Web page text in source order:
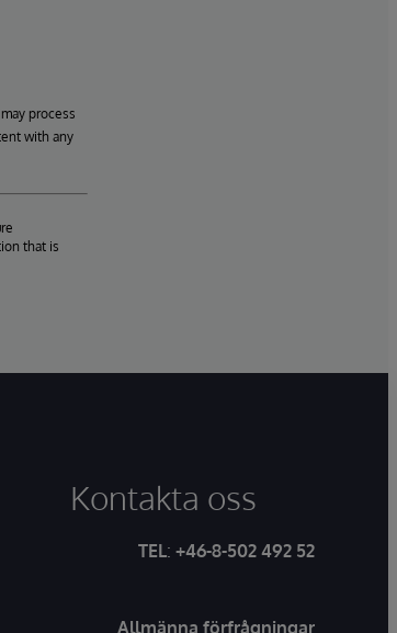
process
with any
that is
Kontakta oss
TEL: +46-8-502 492 52
Allmänna förfrågningar